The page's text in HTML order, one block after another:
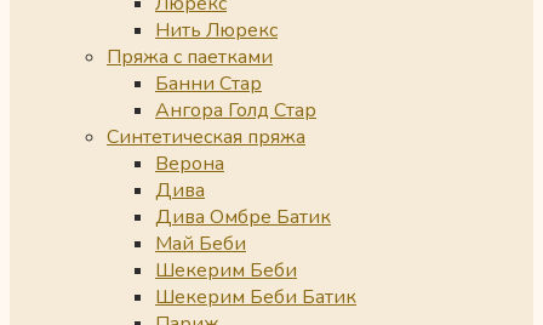
Нить Люрекс
Пряжа с паетками
Банни Стар
Ангора Голд Стар
Синтетическая пряжа
Верона
Дива
Дива Омбре Батик
Май Беби
Шекерим Беби
Шекерим Беби Батик